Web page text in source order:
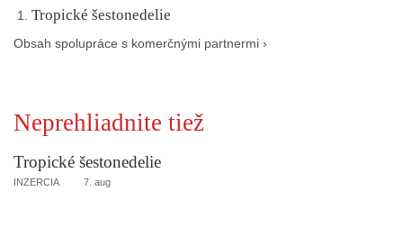
Tropické šestonedelie
Obsah spolupráce s komerčnými partnermi ›
Neprehliadnite tiež
Tropické šestonedelie
INZERCIA 7. aug